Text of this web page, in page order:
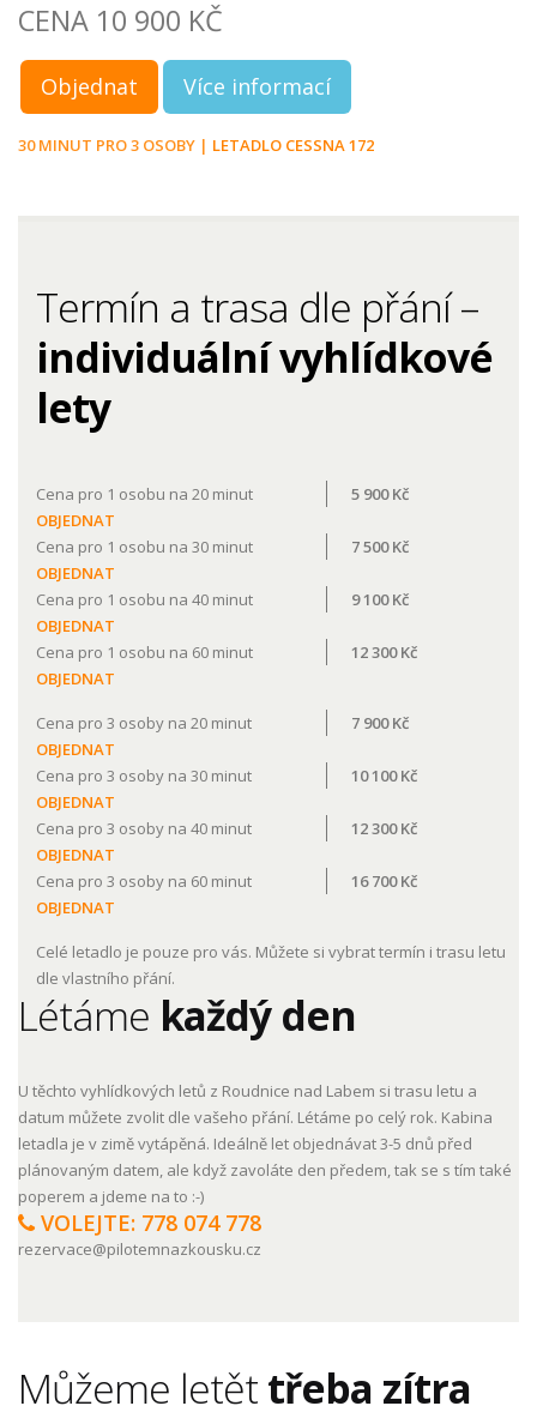
CENA 10 900 KČ
Objednat Více informací
30 MINUT PRO 3 OSOBY | LETADLO CESSNA 172
Termín a trasa dle přání –
individuální vyhlídkové
lety
Cena pro 1 osobu na 20 minut
5 900 Kč
OBJEDNAT
Cena pro 1 osobu na 30 minut
7 500 Kč
OBJEDNAT
Cena pro 1 osobu na 40 minut
9 100 Kč
OBJEDNAT
Cena pro 1 osobu na 60 minut
12 300 Kč
OBJEDNAT
Cena pro 3 osoby na 20 minut
7 900 Kč
OBJEDNAT
Cena pro 3 osoby na 30 minut
10 100 Kč
OBJEDNAT
Cena pro 3 osoby na 40 minut
12 300 Kč
OBJEDNAT
Cena pro 3 osoby na 60 minut
16 700 Kč
OBJEDNAT
Celé letadlo je pouze pro vás. Můžete si vybrat termín i trasu letu
dle vlastního přání.
Létáme každý den
U těchto vyhlídkových letů z Roudnice nad Labem si trasu letu a
datum můžete zvolit dle vašeho přání. Létáme po celý rok. Kabina
letadla je v zimě vytápěná. Ideálně let objednávat 3-5 dnů před
plánovaným datem, ale když zavoláte den předem, tak se s tím také
poperem a jdeme na to :-)
VOLEJTE: 778 074 778
rezervace@pilotemnazkousku.cz
Můžeme letěttřeba zítra